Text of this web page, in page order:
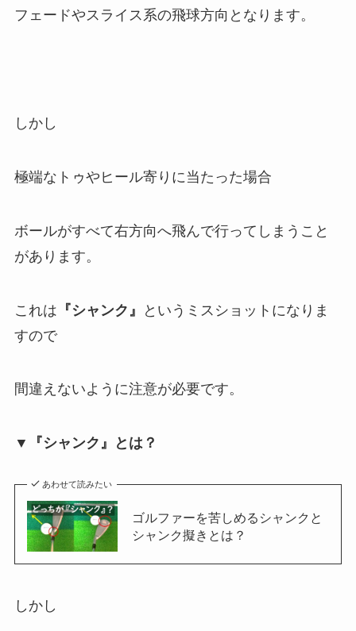
フェードやスライス系の飛球方向となります。
しかし
極端なトゥやヒール寄りに当たった場合
ボールがすべて右方向へ飛んで行ってしまうこと
があります。
これは 『シャンク』
というミスショットになりま
すので
間違えないように注意が必要です。
▼『シャンク』とは？
あわせて読みたい
ゴルファーを苦しめるシャンクと
シャンク擬きとは？
しかし